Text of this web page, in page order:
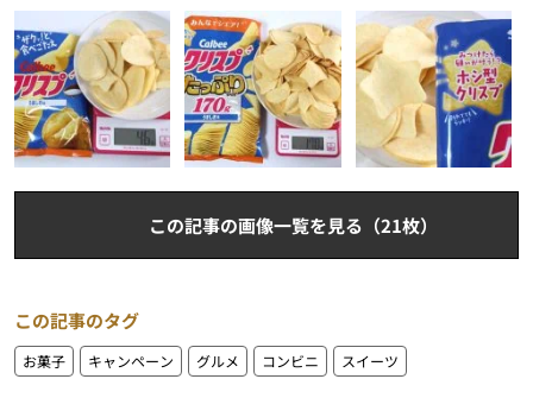
この記事の画像一覧を見る（21枚）
この記事のタグ
お菓子 キャンペーン グルメ コンビニ スイーツ